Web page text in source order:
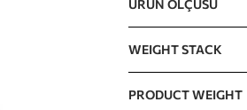
ÜRÜN ÖLÇÜSÜ
WEIGHT STACK
The incremental
PRODUCT WEIGHT